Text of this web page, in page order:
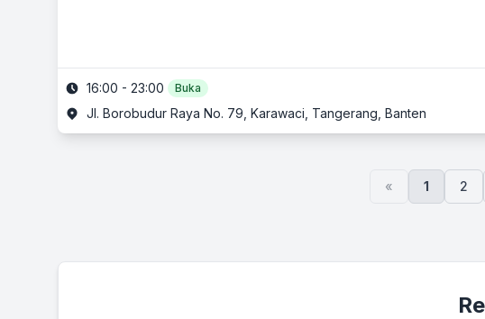
16:00 - 23:00 Buka
Jl. Borobudur Raya No. 79, Karawaci, Tangerang, Banten
« 1 2